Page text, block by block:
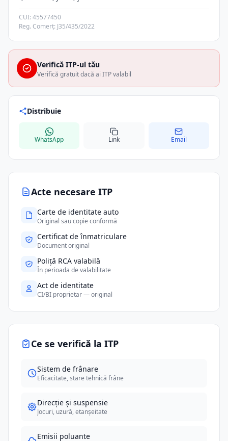
Acte necesare ITP
Carte de identitate auto
Original sau copie conformă
Certificat de înmatriculare
Document original
Poliță RCA valabilă
În perioada de valabilitate
Act de identitate
CI/BI proprietar — original
Ce se verifică la ITP
Sistem de frânare
Eficacitate, stare tehnică frâne
Direcție și suspensie
Jocuri, uzură, etanșeitate
Emisii poluante
CUI: 45577450
Reg. Comerț: J35/435/2022
Verifică ITP-ul tău
Verifică gratuit dacă ai ITP valabil
Distribuie
WhatsApp Link Email